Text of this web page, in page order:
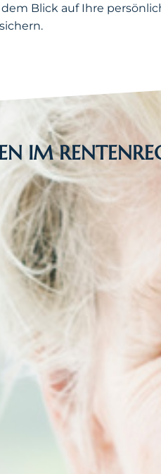
Blick auf Ihre
IM